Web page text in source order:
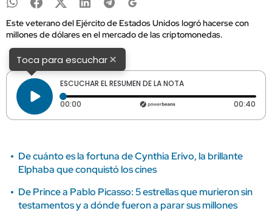
Este veterano del Ejército de Estados Unidos logró hacerse con
millones de dólares en el mercado de las criptomonedas.
Toca para escuchar×
ESCUCHAR EL RESUMEN DE LA NOTA
00:00 Tiempo transcurrido: 0 segundos 00:40
De cuánto es la fortuna de Cynthia Erivo, la brillante
Elphaba que conquistó los cines
De Prince a Pablo Picasso: 5 estrellas que murieron sin
testamentos y a dónde fueron a parar sus millones